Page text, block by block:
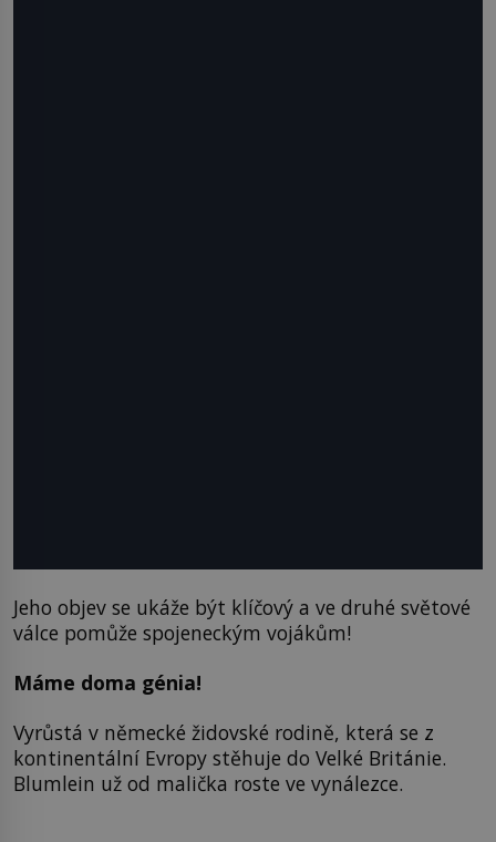
Jeho objev se ukáže být klíčový a ve druhé světové
válce pomůže spojeneckým vojákům!
Máme doma génia!
Vyrůstá v německé židovské rodině, která se z
kontinentální Evropy stěhuje do Velké Británie.
Blumlein už od malička roste ve vynálezce.